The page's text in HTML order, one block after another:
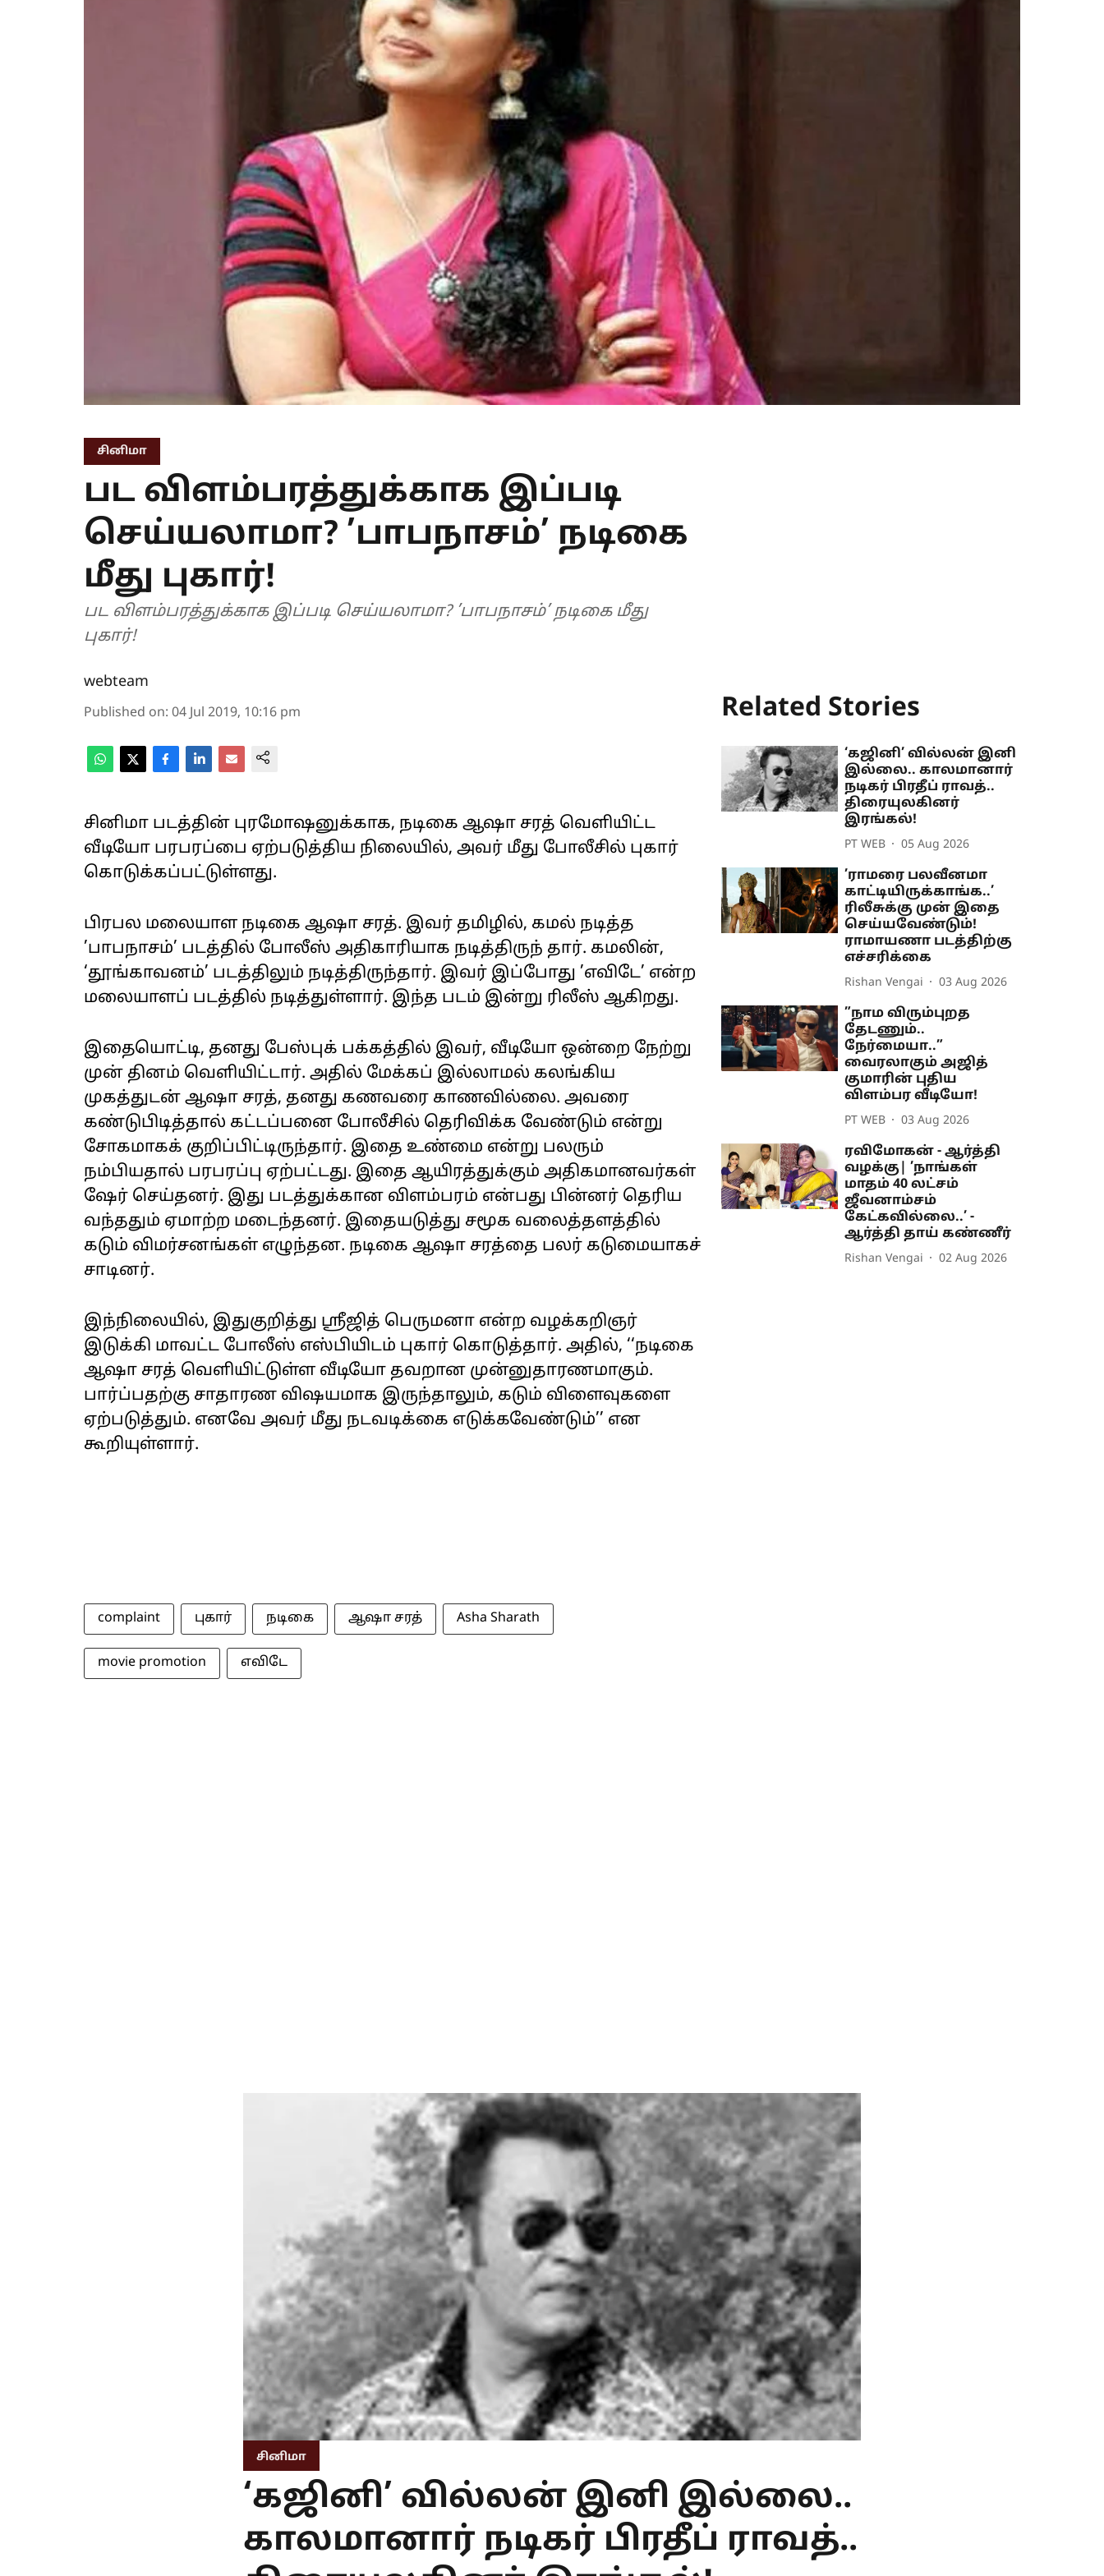
சினிமா
பட விளம்பரத்துக்காக இப்படி
செய்யலாமா? ’பாபநாசம்’ நடிகை
மீது புகார்!
பட விளம்பரத்துக்காக இப்படி செய்யலாமா? ’பாபநாசம்’ நடிகை மீது
புகார்!
webteam
Published on: 04 Jul 2019, 10:16 pm
சினிமா படத்தின் புரமோஷனுக்காக, நடிகை ஆஷா சரத் வெளியிட்ட
வீடியோ பரபரப்பை ஏற்படுத்திய நிலையில், அவர் மீது போலீசில் புகார்
கொடுக்கப்பட்டுள்ளது.
பிரபல மலையாள நடிகை ஆஷா சரத். இவர் தமிழில், கமல் நடித்த
’பாபநாசம்’ படத்தில் போலீஸ் அதிகாரியாக நடித்திருந் தார். கமலின்,
‘தூங்காவனம்’ படத்திலும் நடித்திருந்தார். இவர் இப்போது ’எவிடே’ என்ற
மலையாளப் படத்தில் நடித்துள்ளார். இந்த படம் இன்று ரிலீஸ் ஆகிறது.
இதையொட்டி, தனது பேஸ்புக் பக்கத்தில் இவர், வீடியோ ஒன்றை நேற்று
முன் தினம் வெளியிட்டார். அதில் மேக்கப் இல்லாமல் கலங்கிய
முகத்துடன் ஆஷா சரத், தனது கணவரை காணவில்லை. அவரை
கண்டுபிடித்தால் கட்டப்பனை போலீசில் தெரிவிக்க வேண்டும் என்று
சோகமாகக் குறிப்பிட்டிருந்தார். இதை உண்மை என்று பலரும்
நம்பியதால் பரபரப்பு ஏற்பட்டது. இதை ஆயிரத்துக்கும் அதிகமானவர்கள்
ஷேர் செய்தனர். இது படத்துக்கான விளம்பரம் என்பது பின்னர் தெரிய
வந்ததும் ஏமாற்ற மடைந்தனர். இதையடுத்து சமூக வலைத்தளத்தில்
கடும் விமர்சனங்கள் எழுந்தன. நடிகை ஆஷா சரத்தை பலர் கடுமையாகச்
சாடினர்.
இந்நிலையில், இதுகுறித்து ஸ்ரீஜித் பெருமனா என்ற வழக்கறிஞர்
இடுக்கி மாவட்ட போலீஸ் எஸ்பியிடம் புகார் கொடுத்தார். அதில், ‘‘நடிகை
ஆஷா சரத் வெளியிட்டுள்ள வீடியோ தவறான முன்னுதாரணமாகும்.
பார்ப்பதற்கு சாதாரண விஷயமாக இருந்தாலும், கடும் விளைவுகளை
ஏற்படுத்தும். எனவே அவர் மீது நடவடிக்கை எடுக்கவேண்டும்’’ என
கூறியுள்ளார்.
complaint புகார் நடிகை ஆஷா சரத் Asha Sharath
movie promotion எவிடே
Related Stories
‘கஜினி’ வில்லன் இனி
இல்லை.. காலமானார்
நடிகர் பிரதீப் ராவத்..
திரையுலகினர்
இரங்கல்!
PT WEB 05 Aug 2026
’ராமரை பலவீனமா
காட்டியிருக்காங்க..’
ரிலீசுக்கு முன் இதை
செய்யவேண்டும்!
ராமாயணா படத்திற்கு
எச்சரிக்கை
Rishan Vengai 03 Aug 2026
”நாம விரும்புறத
தேடணும்..
நேர்மையா..”
வைரலாகும் அஜித்
குமாரின் புதிய
விளம்பர வீடியோ!
PT WEB 03 Aug 2026
ரவிமோகன் - ஆர்த்தி
வழக்கு| ’நாங்கள்
மாதம் 40 லட்சம்
ஜீவனாம்சம்
கேட்கவில்லை..’ -
ஆர்த்தி தாய் கண்ணீர்
Rishan Vengai 02 Aug 2026
சினிமா
‘கஜினி’ வில்லன் இனி இல்லை..
காலமானார் நடிகர் பிரதீப் ராவத்..